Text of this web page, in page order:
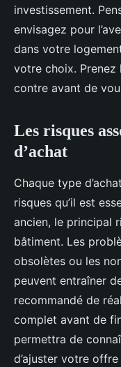
investissement.
envisagez pour
dans votre
votre choix.
contre avant de
Les risques
d’achat
Chaque type
risques qu’il est
ancien, le principal
bâtiment. Les
obsolètes ou les
peuvent entraîner
recommandé de
complet avant de
permettra de
d’ajuster votre